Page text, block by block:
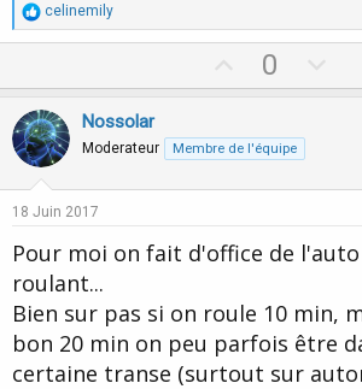
R
é
a
t
i
o
n
s
:
celinemily
p
o
0
o
t
e
Nossolar
Moderateur Membre de l'équipe
18 Juin 2017
Pour moi on fait d'office de
roulant...
Bien sur pas si on roule 10 min,
bon 20 min on peu parfois être
certaine transe (surtout sur